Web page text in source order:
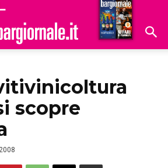
Hoteldomani
scopre